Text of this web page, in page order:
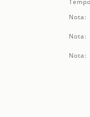
Nota:
Nota:
Nota: